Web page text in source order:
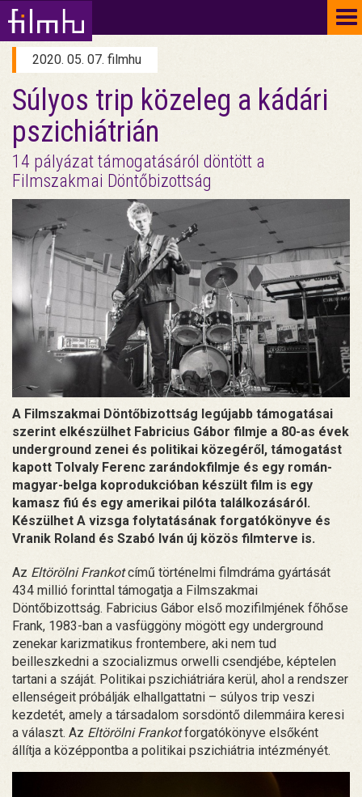
2020. 05. 07. filmhu
Súlyos trip közeleg a kádári
pszichiátrián
14 pályázat támogatásáról döntött a
Filmszakmai Döntőbizottság
A Filmszakmai Döntőbizottság legújabb támogatásai
szerint elkészülhet Fabricius Gábor filmje a 80-as évek
underground zenei és politikai közegéről, támogatást
kapott Tolvaly Ferenc zarándokfilmje és egy román-
magyar-belga koprodukcióban készült film is egy
kamasz fiú és egy amerikai pilóta találkozásáról.
Készülhet A vizsga folytatásának forgatókönyve és
Vranik Roland és Szabó Iván új közös filmterve is.
Az Eltörölni Frankotcímű történelmi filmdráma gyártását
434 millió forinttal támogatja a Filmszakmai
Döntőbizottság. Fabricius Gábor első mozifilmjének főhőse
Frank, 1983-ban a vasfüggöny mögött egy underground
zenekar karizmatikus frontembere, aki nem tud
beilleszkedni a szocializmus orwelli csendjébe, képtelen
tartani a száját. Politikai pszichiátriára kerül, ahol a rendszer
ellenségeit próbálják elhallgattatni – súlyos trip veszi
kezdetét, amely a társadalom sorsdöntő dilemmáira keresi
a választ. Az Eltörölni Frankotforgatókönyve elsőként
állítja a középpontba a politikai pszichiátria intézményét.